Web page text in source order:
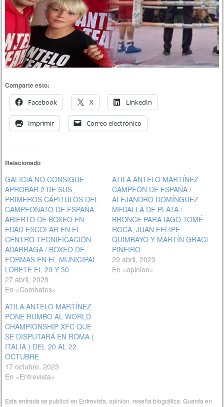
Comparte esto:
Facebook
X LinkedIn
Imprimir Correo electrónico
Relacionado
GALICIA NO CONSIGUE
APROBAR 2 DE SUS
PRIMEROS CÁPITULOS DEL
CAMPEONATO DE ESPAÑA
ABIERTO DE BOXEO EN
EDAD ESCOLAR EN EL
CENTRO TECNIFICACIÓN
ADARRAGA / BOXEO DE
FORMAS EN EL MUNICIPAL
LOBETE EL 29 Y 30
27 abril, 2023
En «Combates»
ATILA ANTELO MARTÍNEZ
CAMPEÓN DE ESPAÑA /
ALEJANDRO DOMÍNGUEZ
MEDALLA DE PLATA /
BRONCE PARA IAGO TOMÉ
ROCA, JUAN FELIPE
QUIMBAYO Y MARTÍN GRACI
PIÑEIRO
29 abril, 2023
En «opinion»
ATILA ANTELO MARTÍNEZ
PONE RUMBO AL WORLD
CHAMPIONSHIP XFC QUE
SE DISPUTARÁ EN ROMA (
ITALIA ) DEL 20 AL 22
OCTUBRE
17 octubre, 2023
En «Entrevista»
Esta entrada se publicó en Entrevista ,opinion reseña biográfica . Guarda en